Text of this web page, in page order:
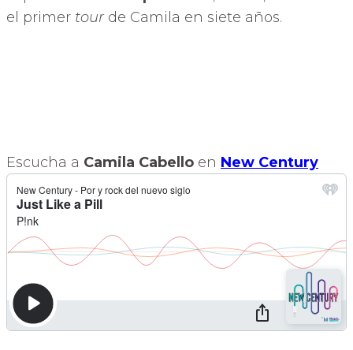
el primer tourde Camila en siete años.
Escucha a Camila Cabello en New Century